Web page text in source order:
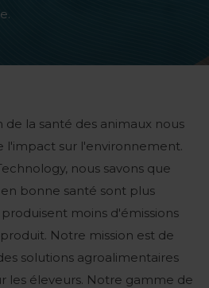
de la santé des animaux nous
l'impact sur l'environnement.
nous savons que
bonne santé sont plus
moins d'émissions
Notre mission est de
solutions agroalimentaires
les éleveurs. Notre gamme de